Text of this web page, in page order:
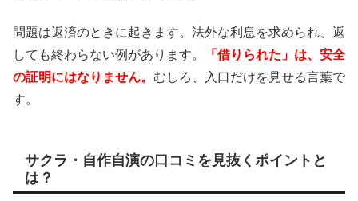
問題は返済のときに起きます。法外な利息を求められ、返
しても終わらない例があります。
「借りられた」は、安全
の証明にはなりません。 むしろ、入口だけを見せる言葉で
す。
サクラ・自作自演の口コミを見抜くポイントと
は？